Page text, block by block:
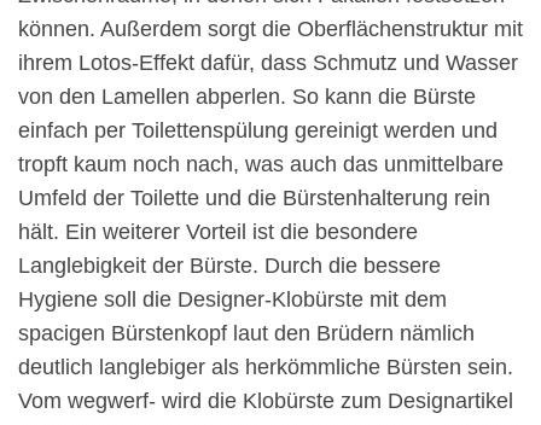
können. Außerdem sorgt die Oberflächenstruktur mit
ihrem Lotos-Effekt dafür, dass Schmutz und Wasser
von den Lamellen abperlen. So kann die Bürste
einfach per Toilettenspülung gereinigt werden und
tropft kaum noch nach, was auch das unmittelbare
Umfeld der Toilette und die Bürstenhalterung rein
hält. Ein weiterer Vorteil ist die besondere
Langlebigkeit der Bürste. Durch die bessere
Hygiene soll die Designer-Klobürste mit dem
spacigen Bürstenkopf laut den Brüdern nämlich
deutlich langlebiger als herkömmliche Bürsten sein.
Vom wegwerf- wird die Klobürste zum Designartikel